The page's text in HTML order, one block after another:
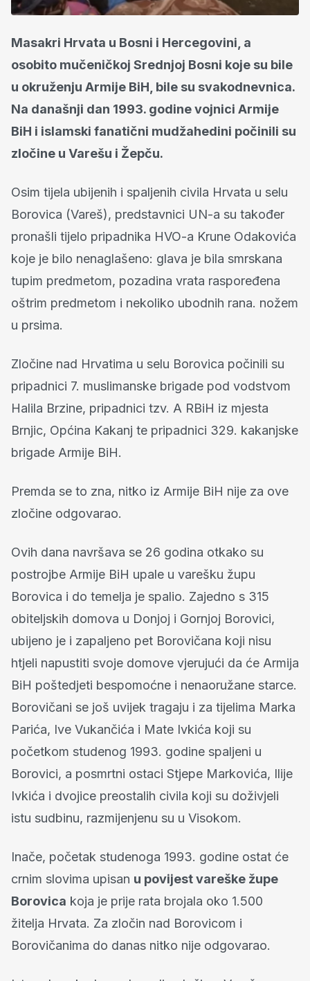
Masakri Hrvata u Bosni i Hercegovini, a
osobito mučeničkoj Srednjoj Bosni koje su bile
u okruženju Armije BiH, bile su svakodnevnica.
Na današnji dan 1993. godine vojnici Armije
BiH i islamski fanatični mudžahedini počinili su
zločine u Varešu i Žepču.
Osim tijela ubijenih i spaljenih civila Hrvata u selu
Borovica (Vareš), predstavnici UN-a su također
pronašli tijelo pripadnika HVO-a Krune Odakovića
koje je bilo nenaglašeno: glava je bila smrskana
tupim predmetom, pozadina vrata raspoređena
oštrim predmetom i nekoliko ubodnih rana. nožem
u prsima.
Zločine nad Hrvatima u selu Borovica počinili su
pripadnici 7. muslimanske brigade pod vodstvom
Halila Brzine, pripadnici tzv. A RBiH iz mjesta
Brnjic, Općina Kakanj te pripadnici 329. kakanjske
brigade Armije BiH.
Premda se to zna, nitko iz Armije BiH nije za ove
zločine odgovarao.
Ovih dana navršava se 26 godina otkako su
postrojbe Armije BiH upale u varešku župu
Borovica i do temelja je spalio. Zajedno s 315
obiteljskih domova u Donjoj i Gornjoj Borovici,
ubijeno je i zapaljeno pet Borovičana koji nisu
htjeli napustiti svoje domove vjerujući da će Armija
BiH poštedjeti bespomoćne i nenaoružane starce.
Borovičani se još uvijek tragaju i za tijelima Marka
Parića, Ive Vukančića i Mate Ivkića koji su
početkom studenog 1993. godine spaljeni u
Borovici, a posmrtni ostaci Stjepe Markovića, Ilije
Ivkića i dvojice preostalih civila koji su doživjeli
istu sudbinu, razmijenjenu su u Visokom.
Inače, početak studenoga 1993. godine ostat će
crnim slovima upisan u povijest vareške župe
Borovica koja je prije rata brojala oko 1.500
žitelja Hrvata. Za zločin nad Borovicom i
Borovičanima do danas nitko nije odgovarao.